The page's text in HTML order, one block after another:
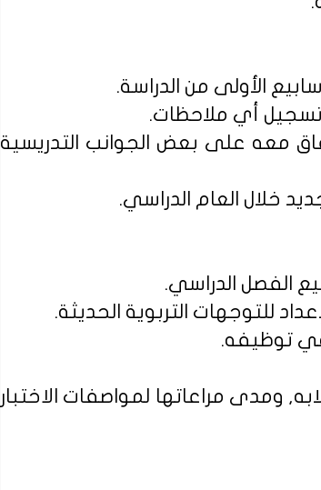
معه على بعض الجوانب التدريسية
ومدى مراعاتها لمواصفات الاختبار